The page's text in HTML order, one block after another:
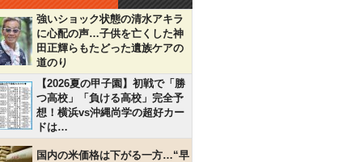
強いショック状態の清水アキラ
に心配の声…子供を亡くした神
田正輝らもたどった遺族ケアの
道のり
【2026夏の甲子園】初戦で「勝
つ高校」「負ける高校」完全予
想！横浜vs沖縄尚学の超好カー
ドは…
国内の米価格は下がる一方…“早